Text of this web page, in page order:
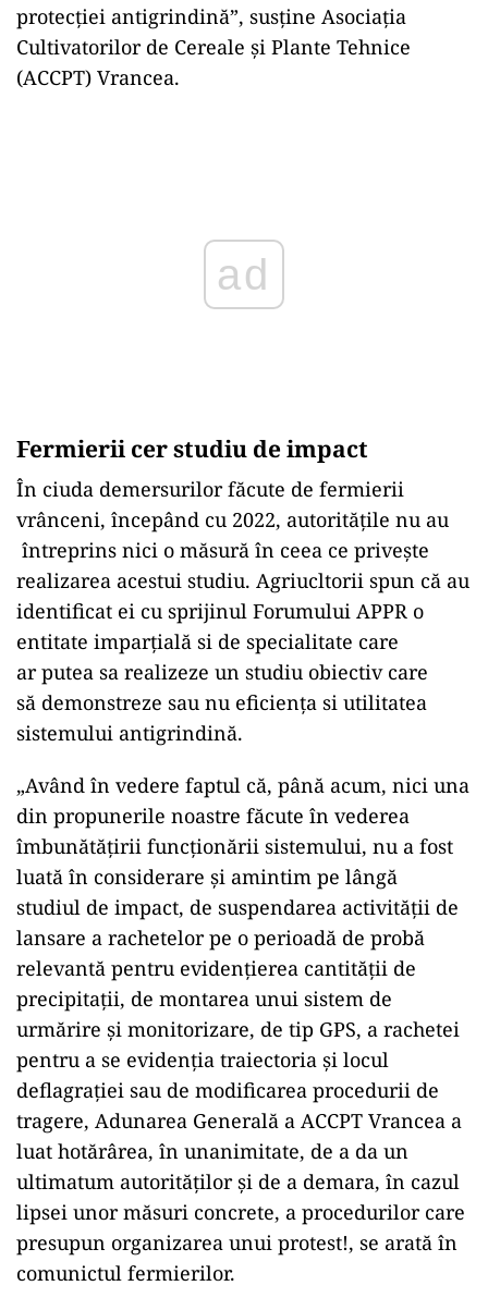
protecţiei antigrindină”, susține Asociaţia
Cultivatorilor de Cereale și Plante Tehnice
(ACCPT) Vrancea.
Fermierii cer studiu de impact
În ciuda demersurilor făcute de fermierii
vrânceni, începând cu 2022, autoritățile nu au
întreprins nici o măsură în ceea ce privește
realizarea acestui studiu. Agriucltorii spun că au
identificat ei cu sprijinul Forumului APPR o
entitate imparţială si de specialitate care
ar putea sa realizeze un studiu obiectiv care
să demonstreze sau nu eficienţa si utilitatea
sistemului antigrindină.
„Având în vedere faptul că, până acum, nici una
din propunerile noastre făcute în vederea
îmbunătăţirii funcţionării sistemului, nu a fost
luată în considerare şi amintim pe lângă
studiul de impact, de suspendarea activităţii de
lansare a rachetelor pe o perioadă de probă
relevantă pentru evidenţierea cantităţii de
precipitaţii, de montarea unui sistem de
urmărire şi monitorizare, de tip GPS, a rachetei
pentru a se evidenţia traiectoria şi locul
deflagraţiei sau de modificarea procedurii de
tragere, Adunarea Generală a ACCPT Vrancea a
luat hotărârea, în unanimitate, de a da un
ultimatum autorităţilor şi de a demara, în cazul
lipsei unor măsuri concrete, a procedurilor care
presupun organizarea unui protest!, se arată în
comunictul fermierilor.